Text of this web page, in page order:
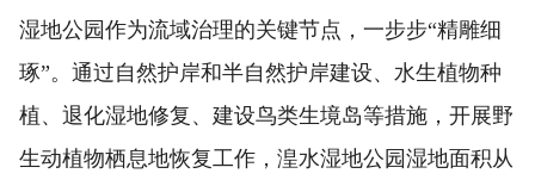
湿地公园作为流域治理的关键节点，一步步“精雕细
琢”。通过自然护岸和半自然护岸建设、水生植物种
植、退化湿地修复、建设鸟类生境岛等措施，开展野
生动植物栖息地恢复工作，湟水湿地公园湿地面积从